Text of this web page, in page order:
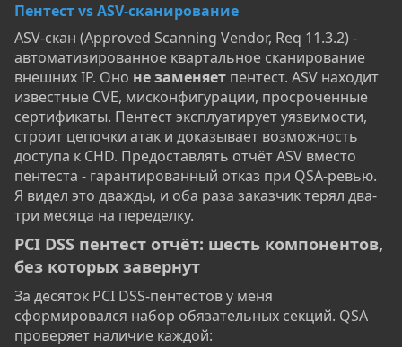
Пентест vs ASV-сканирование
ASV-скан (Approved Scanning Vendor, Req 11.3.2) -
автоматизированное квартальное сканирование
внешних IP. Оно не заменяет пентест. ASV находит
известные CVE, мисконфигурации, просроченные
сертификаты. Пентест эксплуатирует уязвимости,
строит цепочки атак и доказывает возможность
доступа к CHD. Предоставлять отчёт ASV вместо
пентеста - гарантированный отказ при QSA-ревью.
Я видел это дважды, и оба раза заказчик терял два-
три месяца на переделку.
PCI DSS пентест отчёт: шесть компонентов,
без которых завернут​
За десяток PCI DSS-пентестов у меня
сформировался набор обязательных секций. QSA
проверяет наличие каждой: